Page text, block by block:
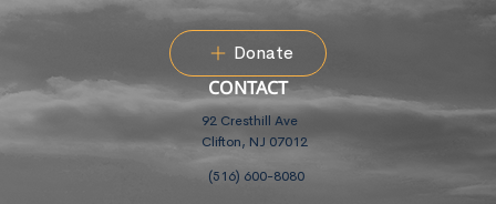
Donate
CONTACT
92 Cresthill Ave
Clifton, NJ 07012
(516) 600-8080